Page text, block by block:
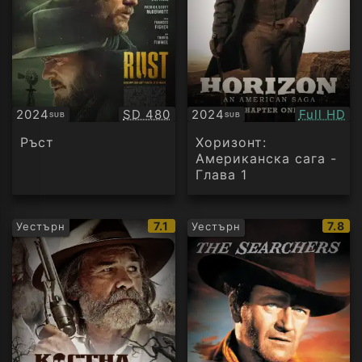
2024SUB
Субтитри Качество:
SD 480
Ръст
2024SUB
Субтитри Full HD
Хоризонт:
Американска сага -
Глава 1
Уестърн
IMDb
рейтинг:
7.1 Уестърн
IMDb
7.8